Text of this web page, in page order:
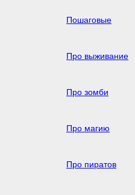
Пошаговые
Про выживание
Про зомби
Про магию
Про пиратов